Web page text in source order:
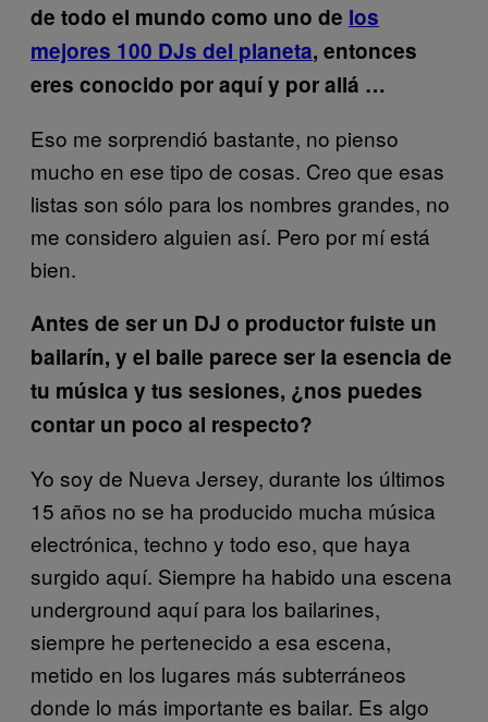
de todo el mundo como uno de los
mejores 100 DJs del planeta, entonces
eres conocido por aquí y por allá …
Eso me sorprendió bastante, no pienso
mucho en ese tipo de cosas. Creo que esas
listas son sólo para los nombres grandes, no
me considero alguien así. Pero por mí está
bien.
Antes de ser un DJ o productor fuiste un
bailarín, y el baile parece ser la esencia de
tu música y tus sesiones, ¿nos puedes
contar un poco al respecto?
Yo soy de Nueva Jersey, durante los últimos
15 años no se ha producido mucha música
electrónica, techno y todo eso, que haya
surgido aquí. Siempre ha habido una escena
underground aquí para los bailarines,
siempre he pertenecido a esa escena,
metido en los lugares más subterráneos
donde lo más importante es bailar. Es algo